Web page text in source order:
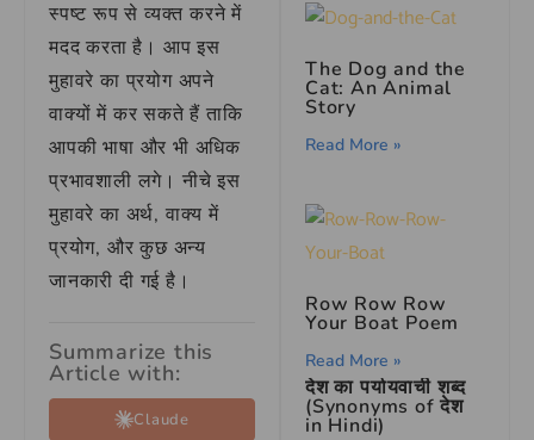
स्पष्ट रूप से व्यक्त करने में
मदद करता है। आप इस
मुहावरे का प्रयोग अपने
वाक्यों में कर सकते हैं ताकि
आपकी भाषा और भी अधिक
प्रभावशाली लगे। नीचे इस
मुहावरे का अर्थ, वाक्य में
प्रयोग, और कुछ अन्य
जानकारी दी गई है।
Summarize this
Article with:
Claude
The Dog and the
Cat: An Animal
Story
Read More »
Row Row Row
Your Boat Poem
Read More »
देश का पर्यायवाची शब्द
(Synonyms of देश
in Hindi)